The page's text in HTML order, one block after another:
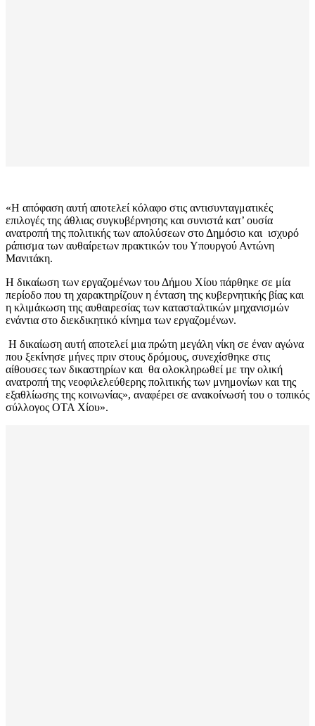
«H απόφαση αυτή αποτελεί κόλαφο στις αντισυνταγματικές
επιλογές της άθλιας συγκυβέρνησης και συνιστά κατ’ ουσία
ανατροπή της πολιτικής των απολύσεων στο Δημόσιο και ισχυρό
ράπισμα των αυθαίρετων πρακτικών του Υπουργού Αντώνη
Μανιτάκη.
Η δικαίωση των εργαζομένων του Δήμου Χίου πάρθηκε σε μία
περίοδο που τη χαρακτηρίζουν η ένταση της κυβερνητικής βίας και
η κλιμάκωση της αυθαιρεσίας των κατασταλτικών μηχανισμών
ενάντια στο διεκδικητικό κίνημα των εργαζομένων.
Η δικαίωση αυτή αποτελεί μια πρώτη μεγάλη νίκη σε έναν αγώνα
που ξεκίνησε μήνες πριν στους δρόμους, συνεχίσθηκε στις
αίθουσες των δικαστηρίων και θα ολοκληρωθεί με την ολική
ανατροπή της νεοφιλελεύθερης πολιτικής των μνημονίων και της
εξαθλίωσης της κοινωνίας», αναφέρει σε ανακοίνωσή του ο τοπικός
σύλλογος ΟΤΑ Χίου».